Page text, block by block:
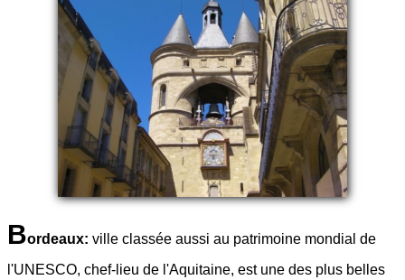
Bordeaux: ville classée aussi au patrimoine mondial de
l'UNESCO, chef-lieu de l'Aquitaine, est une des plus belles